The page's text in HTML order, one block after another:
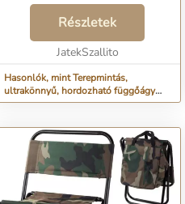
funkcionális . Pihenést biztosít
egy kirándulás vagy kemping
során, a szúnyoghálónak
köszönhetően pedig megvéd...
Részletek
JatekSzallito
Hasonlók, mint Terepmintás,
ultrakönnyű, hordozható függőágy
tárolózsákban, szúnyoghálóval -